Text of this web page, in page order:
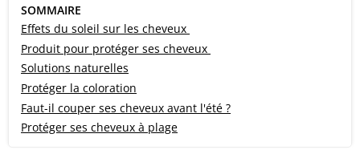
SOMMAIRE
Effets du soleil sur les cheveux
Produit pour protéger ses cheveux
Solutions naturelles
Protéger la coloration
Faut-il couper ses cheveux avant l'été ?
Protéger ses cheveux à plage